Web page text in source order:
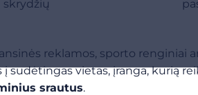
skrydžių
reklamos, sporto renginiai
vietas, įranga, kurią
srautus.